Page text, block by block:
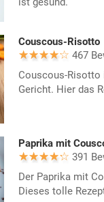
Couscous-Risotto
467
Couscous-
Gericht. Hier das
Paprika mit
391
Der Paprika mit
Dieses tolle